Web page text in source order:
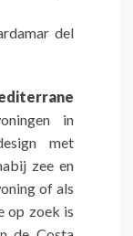
del
in
met
zee en
of als
op zoek is